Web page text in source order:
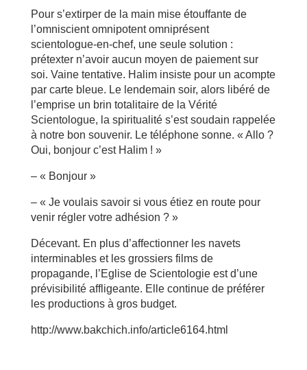
Pour s’extirper de la main mise étouffante de
l’omniscient omnipotent omniprésent
scientologue-en-chef, une seule solution :
prétexter n’avoir aucun moyen de paiement sur
soi. Vaine tentative. Halim insiste pour un acompte
par carte bleue. Le lendemain soir, alors libéré de
l’emprise un brin totalitaire de la Vérité
Scientologue, la spiritualité s’est soudain rappelée
à notre bon souvenir. Le téléphone sonne. « Allo ?
Oui, bonjour c’est Halim ! »
– « Bonjour »
– « Je voulais savoir si vous étiez en route pour
venir régler votre adhésion ? »
Décevant. En plus d’affectionner les navets
interminables et les grossiers films de
propagande, l’Eglise de Scientologie est d’une
prévisibilité affligeante. Elle continue de préférer
les productions à gros budget.
http://www.bakchich.info/article6164.html